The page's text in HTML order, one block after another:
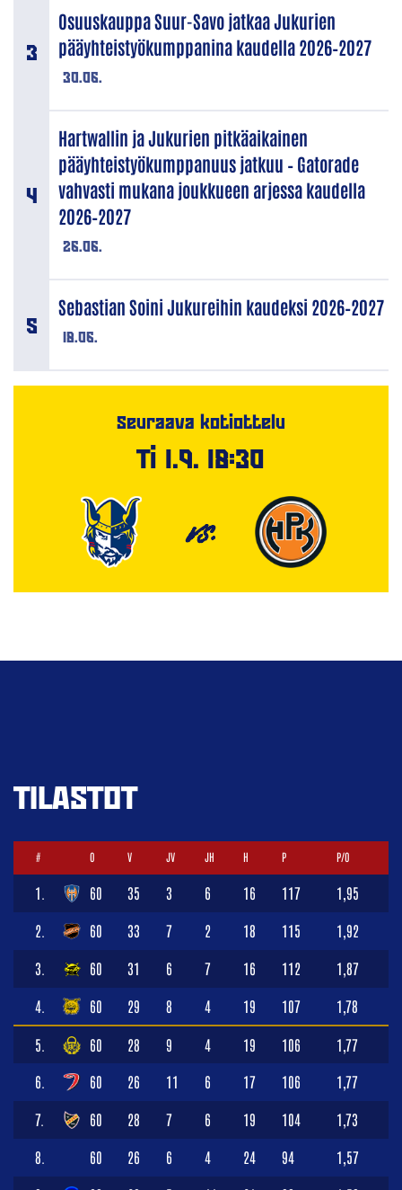
30.06.
Osuuskauppa Suur-Savo jatkaa Jukurien
pääyhteistyökumppanina kaudella 2026–2027
26.06.
Hartwallin ja Jukurien pitkäaikainen
pääyhteistyökumppanuus jatkuu – Gatorade
vahvasti mukana joukkueen arjessa kaudella
2026–2027
18.06.
Sebastian Soini Jukureihin kaudeksi 2026–2027
Seuraava kotiottelu
Ti 1.9. 18:30
VS.
TILASTOT
# O V JV JH H P P/O
1. 60 35 3 6 16 117 1,95
2. 60 33 7 2 18 115 1,92
3. 60 31 6 7 16 112 1,87
4. 60 29 8 4 19 107 1,78
5. 60 28 9 4 19 106 1,77
6. 60 26 11 6 17 106 1,77
7. 60 28 7 6 19 104 1,73
8. 60 26 6 4 24 94 1,57